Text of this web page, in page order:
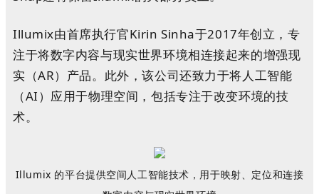
Illumix由首席执行官Kirin Sinha于2017年创立，专
注于将数字内容与现实世界环境相连接起来的增强现
实（AR）产品。此外，该公司还致力于将人工智能
（AI）应用于物理空间，包括专注于改变环境的技
术。
Illumix 的平台提供空间人工智能技术，用于映射、定位和连接